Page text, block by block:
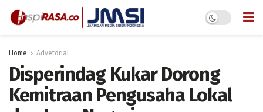
Home Advetorial
Disperindag Kukar Dorong
Kemitraan Pengusaha Lokal